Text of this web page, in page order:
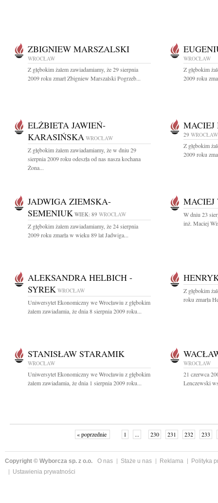
ZBIGNIEW MARSZALSKI
WROCŁAW
Z głębokim żalem zawiadamiamy, że 29 sierpnia
2009 roku zmarł Zbigniew Marszalski Pogrzeb...
WROCŁAW
Z głębokim
2009 roku
ELŻBIETA JAWIEŃ-
KARASIŃSKA WROCŁAW
Z głębokim żalem zawiadamiamy, że w dniu 29
sierpnia 2009 roku odeszła od nas nasza kochana
Żona...
MACIEJ
29 WROCŁAW
Z głębokim
2009 roku
JADWIGA ZIEMSKA-
SEMENIUK WIEK: 89 WROCŁAW
Z głębokim żalem zawiadamiamy, że 24 sierpnia
2009 roku zmarła w wieku 89 lat Jadwiga...
MACIEJ
W dniu 23
inż. Maciej
ALEKSANDRA HELBICH -
SYREK WROCŁAW
Uniwersytet Ekonomiczny we Wrocławiu z głębokim
żalem zawiadamia, że dnia 8 sierpnia 2009 roku...
Z głębokim
roku zmarła
STANISŁAW STARAMIK
WROCŁAW
Uniwersytet Ekonomiczny we Wrocławiu z głębokim
żalem zawiadamia, że dnia 1 sierpnia 2009 roku...
WROCŁAW
21 czerwca
Lenczewski
« poprzednie 1 ... 230 231 232 233
Copyright © Wyborcza sp. z o.o. O nas Staże u nas Reklama
Polityka
Ustawienia prywatności